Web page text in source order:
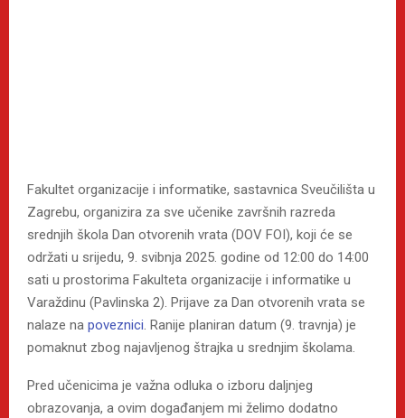
Fakultet organizacije i informatike, sastavnica Sveučilišta u
Zagrebu, organizira za sve učenike završnih razreda
srednjih škola Dan otvorenih vrata (DOV FOI), koji će se
održati u srijedu, 9. svibnja 2025. godine od 12:00 do 14:00
sati u prostorima Fakulteta organizacije i informatike u
Varaždinu (Pavlinska 2). Prijave za Dan otvorenih vrata se
nalaze na poveznici. Ranije planiran datum (9. travnja) je
pomaknut zbog najavljenog štrajka u srednjim školama.
Pred učenicima je važna odluka o izboru daljnjeg
obrazovanja, a ovim događanjem mi želimo dodatno